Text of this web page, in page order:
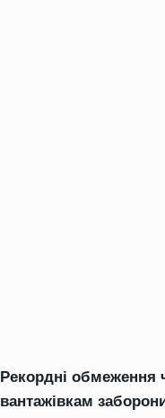
Рекордні обмеження
вантажівкам